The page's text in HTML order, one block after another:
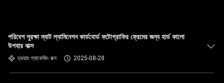
পরিবেশ সুরক্ষা ম্যাট ল্যামিনেশন কার্ডবোর্ড ফটোগ্রাফির ফ্রেমের জন্য হার্ড কালো
উপহার বাক্স
ড্রয়ার প্যাকেজিং বক্স 2025-08-28